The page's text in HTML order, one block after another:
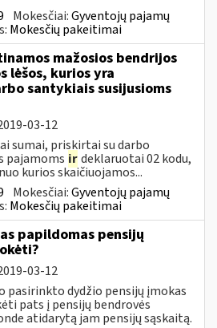
Mokesčiai:Gyventojų pajamų
Mokesčių pakeitimai
mažosios bendrijos
lėšos, kurios yra
santykiais susijusioms
03-12
sumai, priskirtai su darbo
pajamoms irdeklaruotai 02 kodu,
kurios skaičiuojamos...
Mokesčiai:Gyventojų pajamų
Mokesčių pakeitimai
papildomas pensijų
03-12
pasirinkto dydžio pensijų įmokas
pats į pensijų bendrovės
atidarytą jam pensijų sąskaitą.